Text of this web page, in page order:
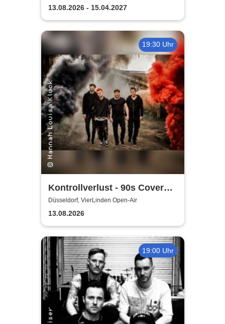
13.08.2026 - 15.04.2027
19:30 Uhr
Kontrollverlust - 90s Cover
Band
Düsseldorf, VierLinden Open-Air
13.08.2026
19:00 Uhr